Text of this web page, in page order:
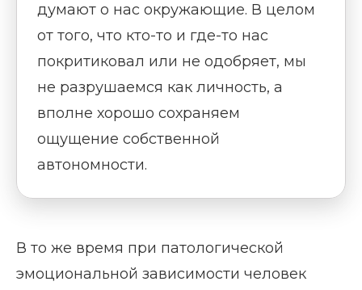
думают о нас окружающие. В целом
от того, что кто-то и где-то нас
покритиковал или не одобряет, мы
не разрушаемся как личность, а
вполне хорошо сохраняем
ощущение собственной
автономности.
В то же время при патологической
эмоциональной зависимости человек